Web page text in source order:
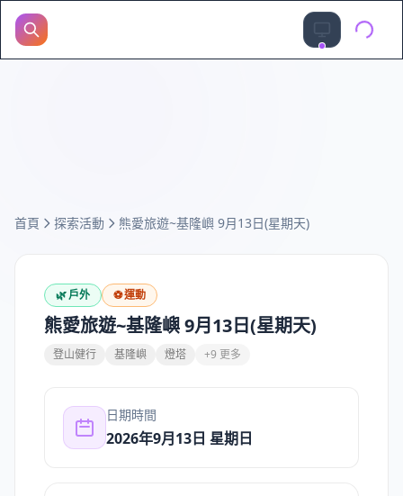
首頁 探索活動 熊愛旅遊~基隆嶼 9月13日(星期天)
🌿戶外 ⚽運動
熊愛旅遊~基隆嶼 9月13日(星期天)
登山健行 基隆嶼 燈塔 +9 更多
日期時間
2026年9月13日 星期日